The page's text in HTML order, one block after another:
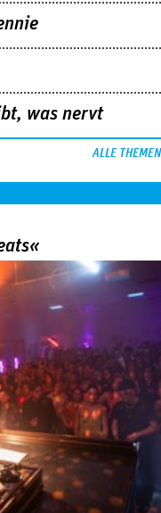
was nervt
ALLE THEMEN